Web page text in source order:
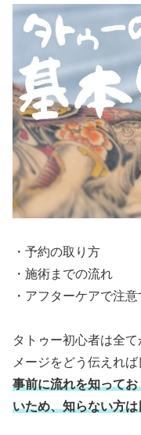
・予約の取り方
・施術までの流れ
・アフターケアで注
タトゥー初心者は全
メージをどう伝えれ
事前に流れを知って
いため、知らない方